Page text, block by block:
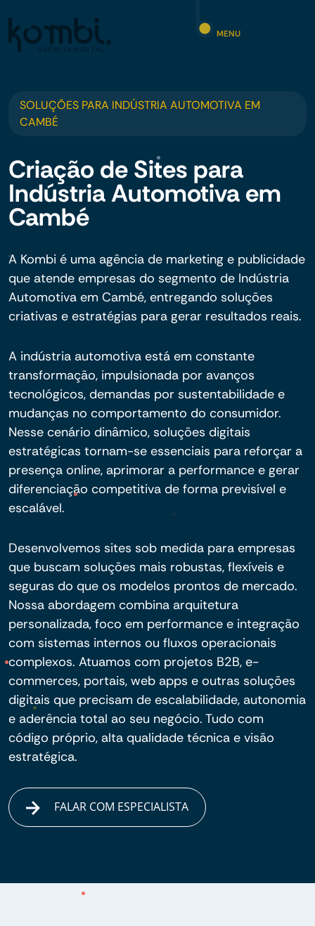
MENU
SOLUÇÕES PARA INDÚSTRIA AUTOMOTIVA EM
CAMBÉ
Criação de Sites para
Indústria Automotiva em
Cambé
A Kombi é uma agência de marketing e publicidade
que atende empresas do segmento de Indústria
Automotiva em Cambé, entregando soluções
criativas e estratégias para gerar resultados reais.
A indústria automotiva está em constante
transformação, impulsionada por avanços
tecnológicos, demandas por sustentabilidade e
mudanças no comportamento do consumidor.
Nesse cenário dinâmico, soluções digitais
estratégicas tornam-se essenciais para reforçar a
presença online, aprimorar a performance e gerar
diferenciação competitiva de forma previsível e
escalável.
Desenvolvemos sites sob medida para empresas
que buscam soluções mais robustas, flexíveis e
seguras do que os modelos prontos de mercado.
Nossa abordagem combina arquitetura
personalizada, foco em performance e integração
com sistemas internos ou fluxos operacionais
complexos. Atuamos com projetos B2B, e-
commerces, portais, web apps e outras soluções
digitais que precisam de escalabilidade, autonomia
e aderência total ao seu negócio. Tudo com
código próprio, alta qualidade técnica e visão
estratégica.
FALAR COM ESPECIALISTA